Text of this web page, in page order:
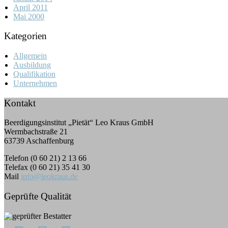
April 2011
Mai 2000
Kategorien
Allgemein
Ausbildung
Qualifikation
Unternehmen
Kontakt
Beerdigungsinstitut „Pietät“ Leo Kraus GmbH
Wermbachstraße 21
63739 Aschaffenburg
Telefon (0 60 21) 2 13 66
Telefax (0 60 21) 35 41 30
Mail info@leokraus.de
Geprüfte Qualität